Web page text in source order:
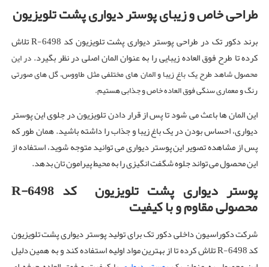
طراحی خاص و زیبای پوستر دیواری پشت تلویزیون
برند دکور تک در طراحی پوستر دیواری پشت تلویزیون کد R-6498 تلاش
کرده تا طرح فوق العاده زیبایی را به عنوان المان اصلی در نظر بگیرد.در این
محصول شاهد طرح یک باغ زیبا و المان های مختلفی مثل طاووس، گل های صورتی
رنگ و معماری سنگی فوق العاده خاص و جذابی هستیم.
این المان ها باعث می شود تا پس از قرار دادن تلویزیون در جلوی این پوستر
دیواری، احساس بودن در یک باغ زیبا و جذاب را داشته باشید. همان طور که
پس از مشاهده تصویر این پوستر دیواری می توانید متوجه شوید، استفاده از
این محصول می تواند جلوه شگفت انگیزی را به محیط پیرامون تان بدهد.
پوستر دیواری پشت تلویزیون کدR-6498
محصولی مقاوم و با کیفیت
شرکت دکوراسیون داخلی دکور تک برای تولید پوستر دیواری پشت تلویزیون
کد R-6498 تلاش کرده تا از بهترین مواد اولیه استفاده کند و به همین دلیل